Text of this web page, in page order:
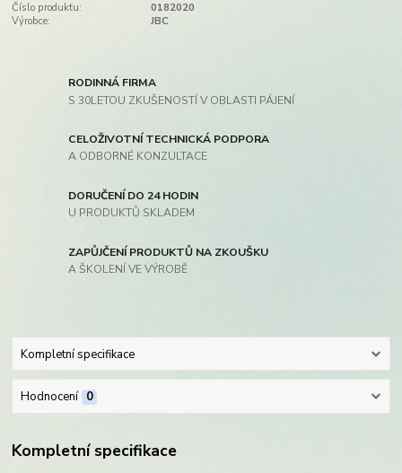
Číslo produktu:
0182020
Výrobce:
JBC
RODINNÁ FIRMA
S 30LETOU ZKUŠENOSTÍ V OBLASTI PÁJENÍ
CELOŽIVOTNÍ TECHNICKÁ PODPORA
A ODBORNÉ KONZULTACE
DORUČENÍ DO 24 HODIN
U PRODUKTŮ SKLADEM
ZAPŮJČENÍ PRODUKTŮ NA ZKOUŠKU
A ŠKOLENÍ VE VÝROBĚ
Kompletní specifikace
Hodnocení 0
Kompletní specifikace